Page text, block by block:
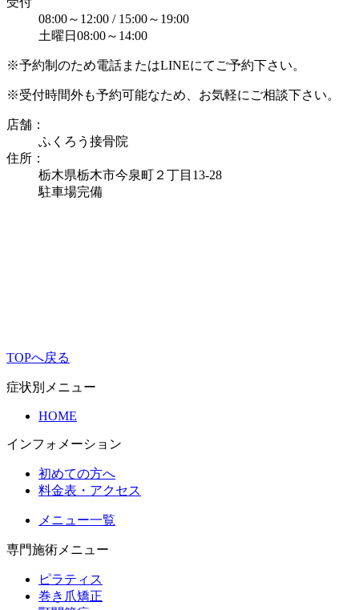
08:00～12:00 / 15:00～19:00
土曜日08:00～14:00
※予約制のため電話またはLINEにてご予約下さい。
※受付時間外も予約可能なため、お気軽にご相談下さい。
店舗：
ふくろう接骨院
住所：
栃木県栃木市今泉町２丁目13-28
駐車場完備
TOPへ戻る
症状別メニュー
HOME
インフォメーション
初めての方へ
料金表・アクセス
メニュー一覧
専門施術メニュー
ピラティス
巻き爪矯正